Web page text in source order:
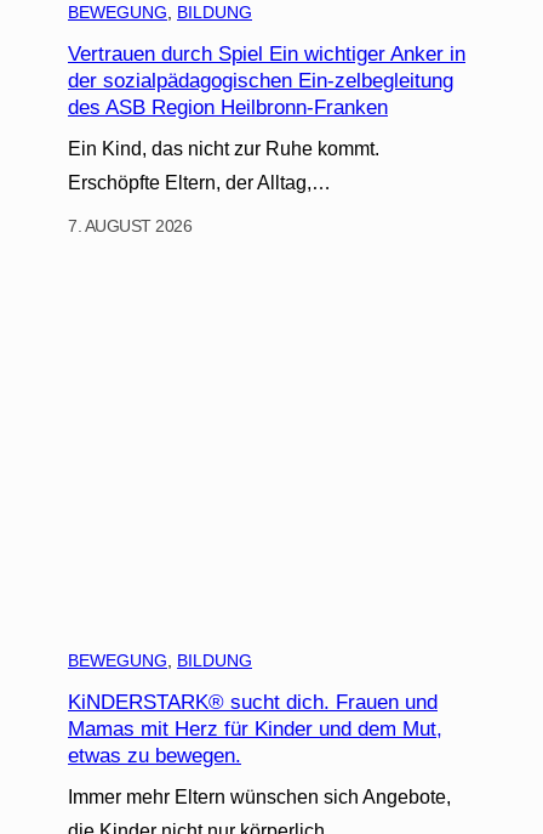
BEWEGUNG BILDUNG
Vertrauen durch Spiel Ein wichtiger Anker in
der sozialpädagogischen Ein-zelbegleitung
des ASB Region Heilbronn-Franken
Ein Kind, das nicht zur Ruhe kommt.
Erschöpfte Eltern, der Alltag,…
7. AUGUST 2026
BEWEGUNG BILDUNG
KiNDERSTARK® sucht dich. Frauen und
Mamas mit Herz für Kinder und dem Mut,
etwas zu bewegen.
Immer mehr Eltern wünschen sich Angebote,